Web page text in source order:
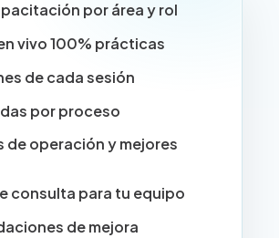
por área y rol
vivo 100% prácticas
de cada sesión
por proceso
de operación y mejores
consulta para tu equipo
de mejora